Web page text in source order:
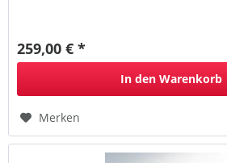
259,00 € *
In den Warenkorb
Merken